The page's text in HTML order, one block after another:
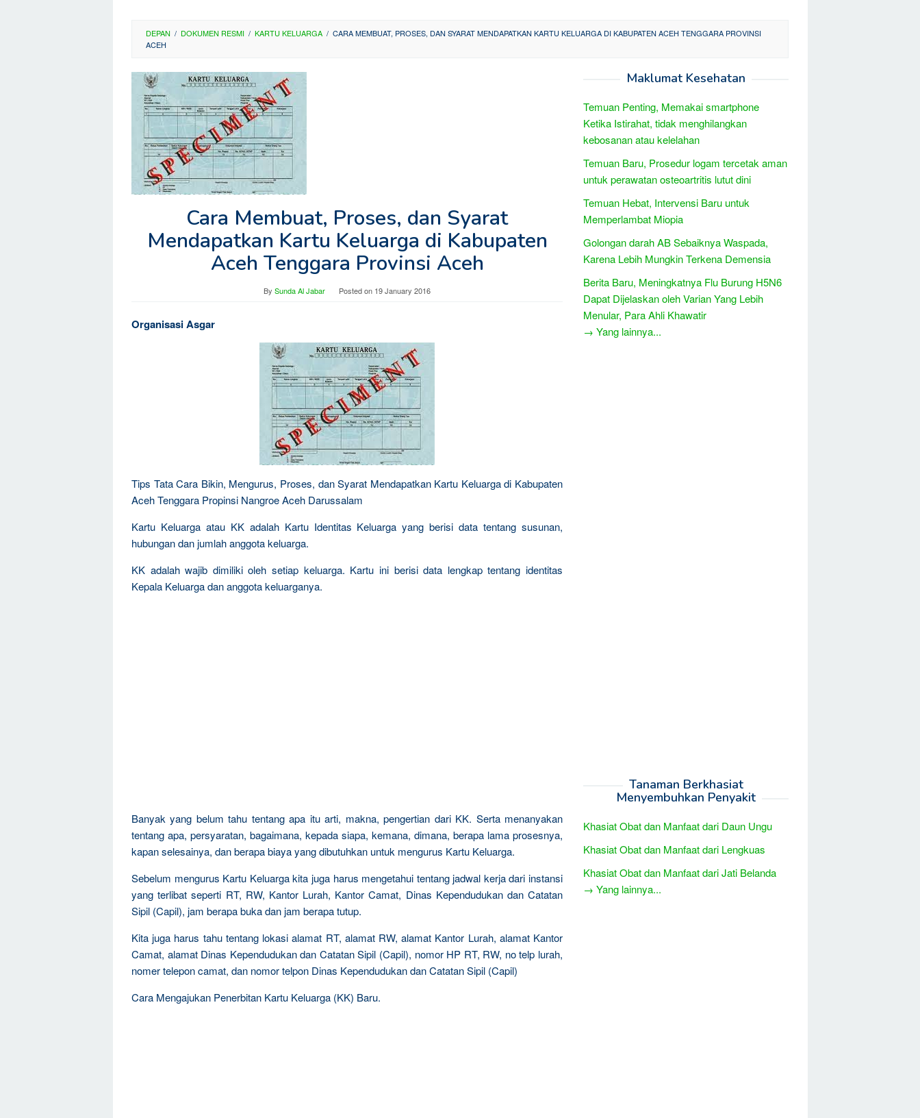
DEPAN / DOKUMEN RESMI / KARTU KELUARGA / CARA MEMBUAT, PROSES, DAN SYARAT MENDAPATKAN KARTU KELUARGA DI KABUPATEN ACEH TENGGARA PROVINSI
ACEH
Cara Membuat, Proses, dan Syarat
Mendapatkan Kartu Keluarga di Kabupaten
Aceh Tenggara Provinsi Aceh
By Sunda Al Jabar Posted on 19 January 2016
Organisasi Asgar
Tips Tata Cara Bikin, Mengurus, Proses, dan Syarat Mendapatkan Kartu Keluarga di Kabupaten
Aceh Tenggara Propinsi Nangroe Aceh Darussalam
Kartu Keluarga atau KK adalah Kartu Identitas Keluarga yang berisi data tentang susunan,
hubungan dan jumlah anggota keluarga.
KK adalah wajib dimiliki oleh setiap keluarga. Kartu ini berisi data lengkap tentang identitas
Kepala Keluarga dan anggota keluarganya.
Banyak yang belum tahu tentang apa itu arti, makna, pengertian dari KK. Serta menanyakan
tentang apa, persyaratan, bagaimana, kepada siapa, kemana, dimana, berapa lama prosesnya,
kapan selesainya, dan berapa biaya yang dibutuhkan untuk mengurus Kartu Keluarga.
Sebelum mengurus Kartu Keluarga kita juga harus mengetahui tentang jadwal kerja dari instansi
yang terlibat seperti RT, RW, Kantor Lurah, Kantor Camat, Dinas Kependudukan dan Catatan
Sipil (Capil), jam berapa buka dan jam berapa tutup.
Kita juga harus tahu tentang lokasi alamat RT, alamat RW, alamat Kantor Lurah, alamat Kantor
Camat, alamat Dinas Kependudukan dan Catatan Sipil (Capil), nomor HP RT, RW, no telp lurah,
nomer telepon camat, dan nomor telpon Dinas Kependudukan dan Catatan Sipil (Capil)
Cara Mengajukan Penerbitan Kartu Keluarga (KK) Baru.
Maklumat Kesehatan
Temuan Penting, Memakai smartphone
Ketika Istirahat, tidak menghilangkan
kebosanan atau kelelahan
Temuan Baru, Prosedur logam tercetak aman
untuk perawatan osteoartritis lutut dini
Temuan Hebat, Intervensi Baru untuk
Memperlambat Miopia
Golongan darah AB Sebaiknya Waspada,
Karena Lebih Mungkin Terkena Demensia
Berita Baru, Meningkatnya Flu Burung H5N6
Dapat Dijelaskan oleh Varian Yang Lebih
Menular, Para Ahli Khawatir
→ Yang lainnya...
Tanaman Berkhasiat
Menyembuhkan Penyakit
Khasiat Obat dan Manfaat dari Daun Ungu
Khasiat Obat dan Manfaat dari Lengkuas
Khasiat Obat dan Manfaat dari Jati Belanda
→ Yang lainnya...